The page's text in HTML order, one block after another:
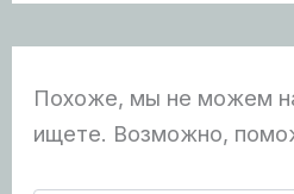
Похоже, мы не можем
ищете. Возможно,